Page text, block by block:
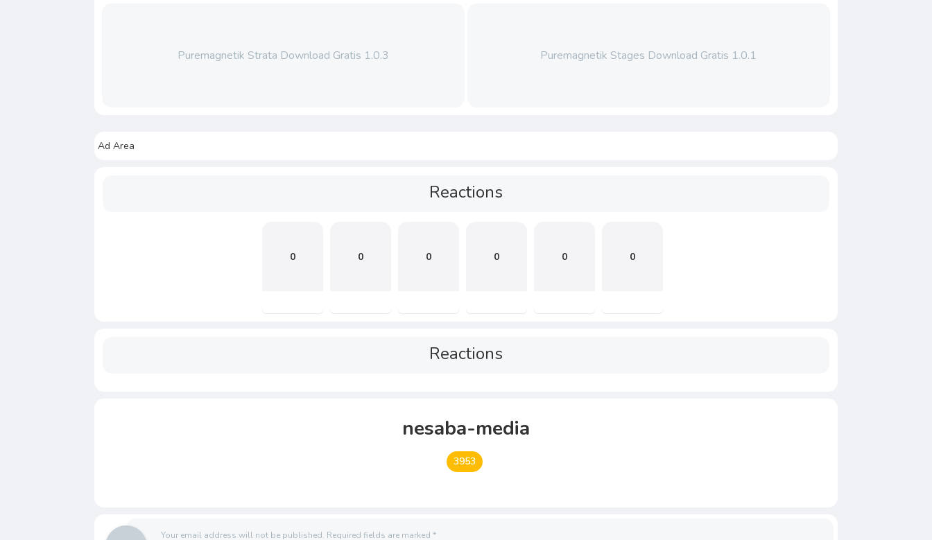
Puremagnetik Strata Download Gratis 1.0.3 Puremagnetik Stages Download Gratis 1.0.1
Ad Area
Reactions
0 0 0 0 0 0
Reactions
nesaba-media
3953
Your email address will not be published. Required fields are marked*